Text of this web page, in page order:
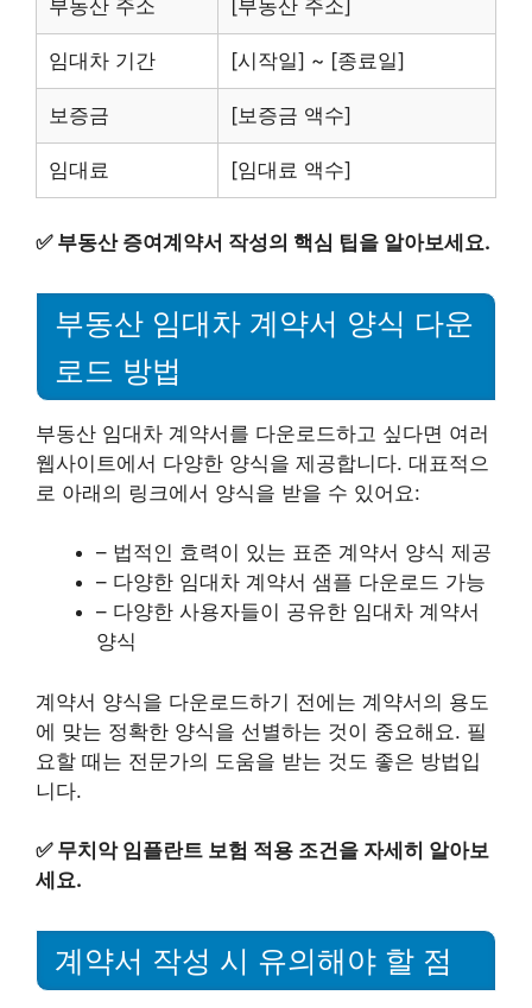
부동산 주소 [부동산 주소]
임대차 기간 [시작일] ~ [종료일]
보증금 [보증금 액수]
임대료 [임대료 액수]
✅ 부동산 증여계약서 작성의 핵심 팁을 알아보세요.
부동산 임대차 계약서 양식 다운
로드 방법
부동산 임대차 계약서를 다운로드하고 싶다면 여러
웹사이트에서 다양한 양식을 제공합니다. 대표적으
로 아래의 링크에서 양식을 받을 수 있어요:
– 법적인 효력이 있는 표준 계약서 양식 제공
– 다양한 임대차 계약서 샘플 다운로드 가능
– 다양한 사용자들이 공유한 임대차 계약서
양식
계약서 양식을 다운로드하기 전에는 계약서의 용도
에 맞는 정확한 양식을 선별하는 것이 중요해요. 필
요할 때는 전문가의 도움을 받는 것도 좋은 방법입
니다.
✅ 무치악 임플란트 보험 적용 조건을 자세히 알아보
세요.
계약서 작성 시 유의해야 할 점